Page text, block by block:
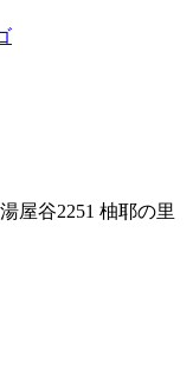
屋谷2251 柚耶の里